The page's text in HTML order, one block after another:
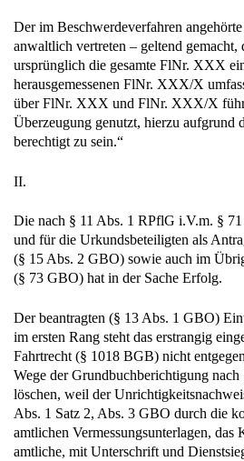
Der im Beschwerdeverfahren
anwaltlich vertreten – geltend gemacht,
ursprünglich die gesamte FlNr. XXX
herausgemessenen FlNr. XXX/X
über FlNr. XXX und FlNr. XXX/X
Überzeugung genutzt, hierzu aufgrund
berechtigt zu sein.“
II.
Die nach § 11 Abs. 1 RPflG i.V.m. §
und für die Urkundsbeteiligten als
(§ 15 Abs. 2 GBO) sowie auch im
(§ 73 GBO) hat in der Sache Erfolg.
Der beantragten (§ 13 Abs. 1 GBO)
im ersten Rang steht das erstrangig
Fahrtrecht (§ 1018 BGB) nicht
Wege der Grundbuchberichtigung
löschen, weil der
Abs. 1 Satz 2, Abs. 3 GBO durch die
amtlichen Vermessungsunterlagen, das
amtliche, mit Unterschrift und